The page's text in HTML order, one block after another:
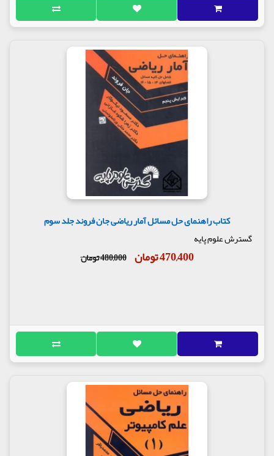
کتاب راهنمای حل مسائل آمار ریاضی جان فروند جلد سوم
گسترش علوم پایه
470,400 تومان 480,000 تومان